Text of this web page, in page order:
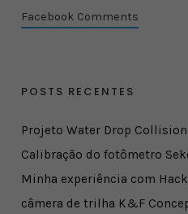
Facebook Comments
POSTS RECENTES
Projeto Water Drop Collision
Calibração do fotômetro
Minha experiência com
câmera de trilha K&F